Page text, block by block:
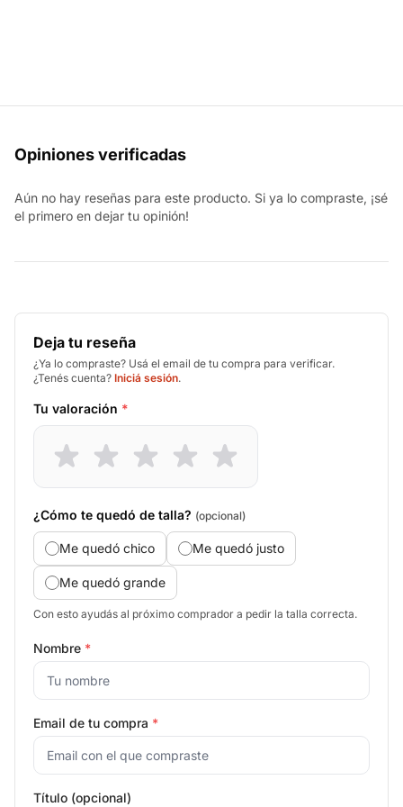
Opiniones verificadas
Aún no hay reseñas para este producto. Si ya lo compraste, ¡sé
el primero en dejar tu opinión!
Deja tu reseña
¿Ya lo compraste? Usá el email de tu compra para verificar.
¿Tenés cuenta? Iniciá sesión.
Tu valoración *
¿Cómo te quedó de talla? (opcional)
Me quedó chico Me quedó justo
Me quedó grande
Con esto ayudás al próximo comprador a pedir la talla correcta.
Nombre *
Email de tu compra *
Título (opcional)